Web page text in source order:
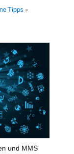
Tipps »
und MMS